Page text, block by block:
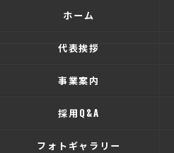
ホーム
代表挨拶
事業案内
採用Q&A
フォトギャラリー